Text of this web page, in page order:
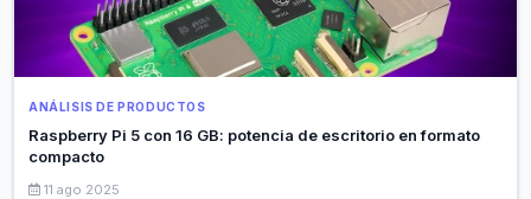
ANÁLISIS DE PRODUCTOS
Raspberry Pi 5 con 16 GB: potencia de escritorio en formato
compacto
11 ago 2025